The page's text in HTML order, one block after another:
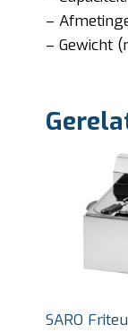
–
– Gewicht
SARO